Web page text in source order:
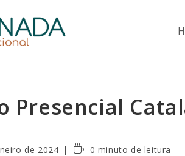
Presencial
de 2024
Tempo0 minuto de leitura